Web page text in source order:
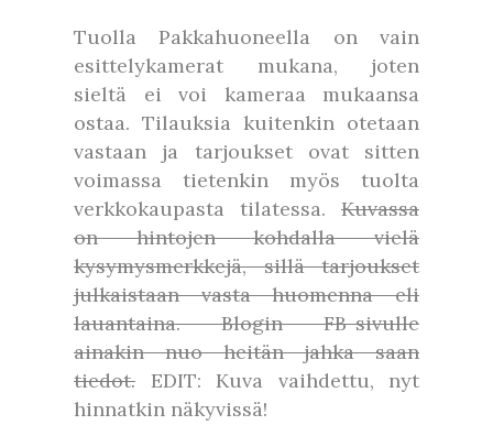
Tuolla Pakkahuoneella on vain
esittelykamerat mukana, joten
sieltä ei voi kameraa mukaansa
ostaa. Tilauksia kuitenkin otetaan
vastaan ja tarjoukset ovat sitten
voimassa tietenkin myös tuolta
verkkokaupasta tilatessa. Kuvassa
on hintojen kohdalla vielä
kysymysmerkkejä, sillä tarjoukset
julkaistaan vasta huomenna eli
lauantaina. Blogin FB-sivulle
ainakin nuo heitän jahka saan
tiedot. EDIT: Kuva vaihdettu, nyt
hinnatkin näkyvissä!